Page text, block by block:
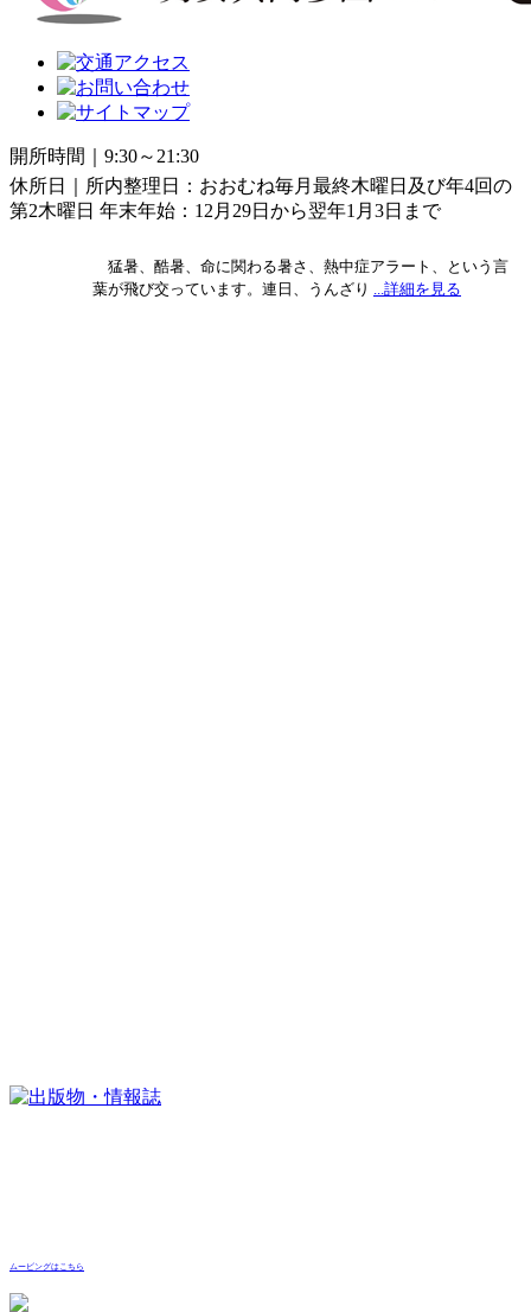
開所時間｜9:30～21:30
休所日｜所内整理日：おおむね毎月最終木曜日及び年4回の
第2木曜日 年末年始：12月29日から翌年1月3日まで
猛暑、酷暑、命に関わる暑さ、熱中症アラート、という言
葉が飛び交っています。連日、うんざり ...詳細を見る
ムービングはこちら